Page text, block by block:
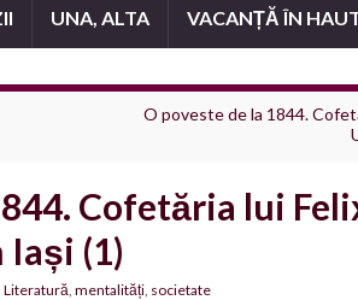
UNA, ALTA VACANȚĂ ÎN
O poveste de la 1844.
Cofetăria lui
Iași (1)
Literatură, mentalități, societate